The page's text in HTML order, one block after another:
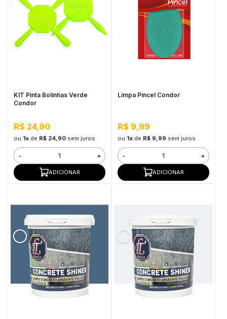
KIT Pinta Bolinhas Verde
Condor
R$ 24,90
ou 1xde R$ 24,90 sem juros
- +
ADICIONAR
Limpa Pincel Condor
R$ 9,99
ou 1xde R$ 9,99 sem juros
- +
ADICIONAR